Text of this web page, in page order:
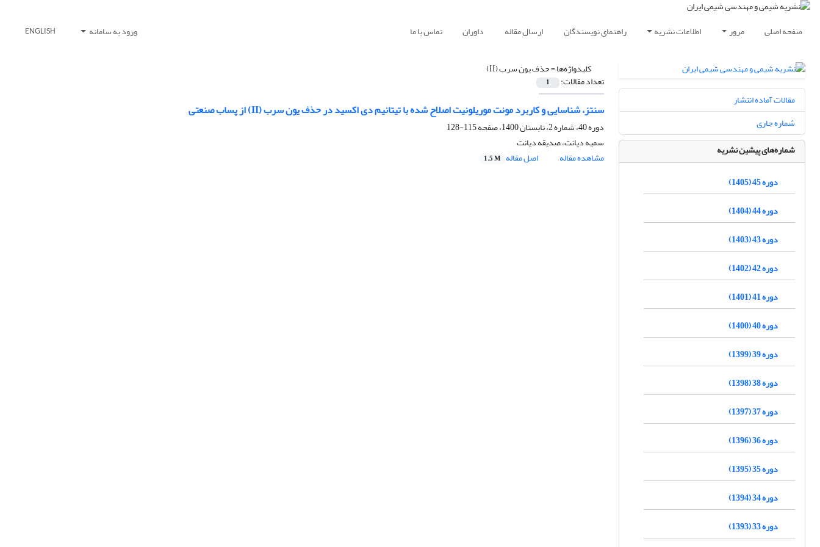
صفحه اصلی مرور اطلاعات نشریه راهنمای نویسندگان ارسال مقاله داوران تماس با ما ورود به سامانه ENGLISH
کلیدواژه‌ها =حذف یون سرب (II)
تعداد مقالات: 1
سنتز، شناسایی و کاربرد مونت موریلونیت اصلاح شده با تیتانیم دی اکسید در حذف یون سرب (II) از پساب صنعتی
دوره 40، شماره 2، تابستان 1400، صفحه
115-128
سمیه دیانت، صدیقه دیانت
مشاهده مقاله
اصل مقاله 1.5 M
مقالات آماده انتشار
شماره جاری
شماره‌های پیشین نشریه
دوره 45 (1405)
دوره 44 (1404)
دوره 43 (1403)
دوره 42 (1402)
دوره 41 (1401)
دوره 40 (1400)
دوره 39 (1399)
دوره 38 (1398)
دوره 37 (1397)
دوره 36 (1396)
دوره 35 (1395)
دوره 34 (1394)
دوره 33 (1393)